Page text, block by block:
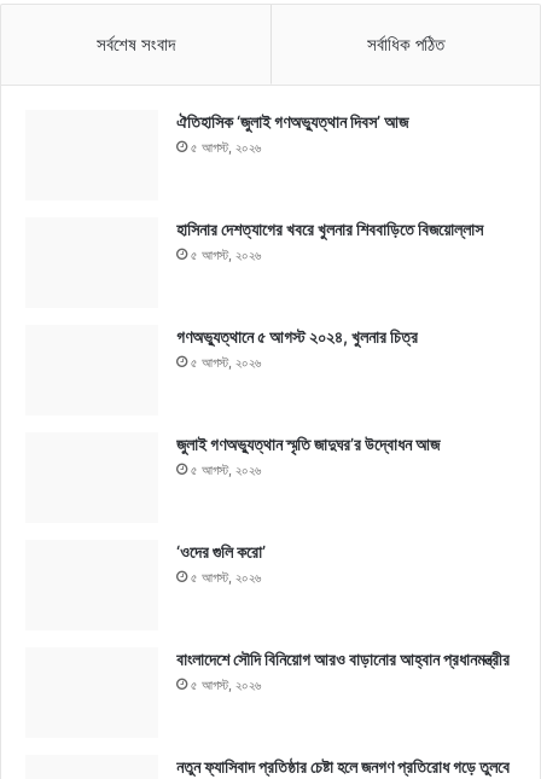
সর্বশেষ সংবাদ সর্বাধিক পঠিত
ঐতিহাসিক ‘জুলাই গণঅভ্যুত্থান দিবস’ আজ
৫ আগস্ট, ২০২৬
হাসিনার দেশত্যাগের খবরে খুলনার শিববাড়িতে বিজয়োল্লাস
৫ আগস্ট, ২০২৬
গণঅভ্যুত্থানে ৫ আগস্ট ২০২৪, খুলনার চিত্র
৫ আগস্ট, ২০২৬
জুলাই গণঅভ্যুত্থান স্মৃতি জাদুঘর’র উদ্বোধন আজ
৫ আগস্ট, ২০২৬
‘ওদের গুলি করো’
৫ আগস্ট, ২০২৬
বাংলাদেশে সৌদি বিনিয়োগ আরও বাড়ানোর আহ্বান প্রধানমন্ত্রীর
৫ আগস্ট, ২০২৬
নতুন ফ্যাসিবাদ প্রতিষ্ঠার চেষ্টা হলে জনগণ প্রতিরোধ গড়ে তুলবে